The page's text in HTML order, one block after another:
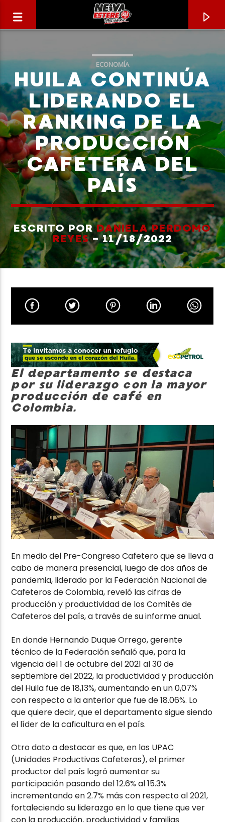
CANCIÓN ACTUAL
TÍTULO
ARTISTA
Neiva Estereo
ECONOMÍA
HUILA CONTINÚA
LIDERANDO EL
RANKING DE LA
PRODUCCIÓN
CAFETERA DEL
PAÍS
ESCRITO PORDANIELA PERDOMO
REYES- 11/18/2022
El departamento se destaca
por su liderazgo con la mayor
producción de café en
Colombia.
En medio del Pre-Congreso Cafetero que se lleva a
cabo de manera presencial, luego de dos años de
pandemia, liderado por la Federación Nacional de
Cafeteros de Colombia, reveló las cifras de
producción y productividad de los Comités de
Cafeteros del país, a través de su informe anual.
En donde Hernando Duque Orrego, gerente
técnico de la Federación señaló que, para la
vigencia del 1 de octubre del 2021 al 30 de
septiembre del 2022, la productividad y producción
del Huila fue de 18,13%, aumentando en un 0,07%
con respecto a la anterior que fue de 18.06%. Lo
que quiere decir, que el departamento sigue siendo
el líder de la caficultura en el país.
Otro dato a destacar es que, en las UPAC
(Unidades Productivas Cafeteras), el primer
productor del país logró aumentar su
participación pasando del 12.6% al 15.3%
incrementando en 2.7% más con respecto al 2021,
fortaleciendo su liderazgo en lo que tiene que ver